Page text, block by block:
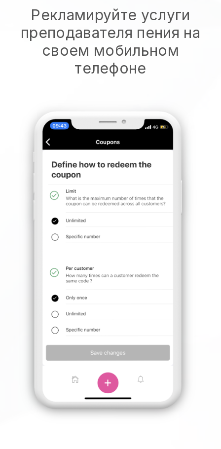
Рекламируйте услуги
преподавателя пения на
своем мобильном
телефоне